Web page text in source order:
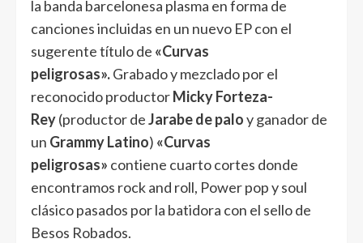
la banda barcelonesa plasma en forma de
canciones incluidas en un nuevo EP con el
sugerente título de «Curvas
peligrosas».Grabado y mezclado por el
reconocido productorMicky Forteza-
Rey(productor deJarabe de paloy ganador de
un Grammy Latino) «Curvas
peligrosas» contiene cuarto cortes donde
encontramos rock and roll, Power pop y soul
clásico pasados por la batidora con el sello de
Besos Robados.